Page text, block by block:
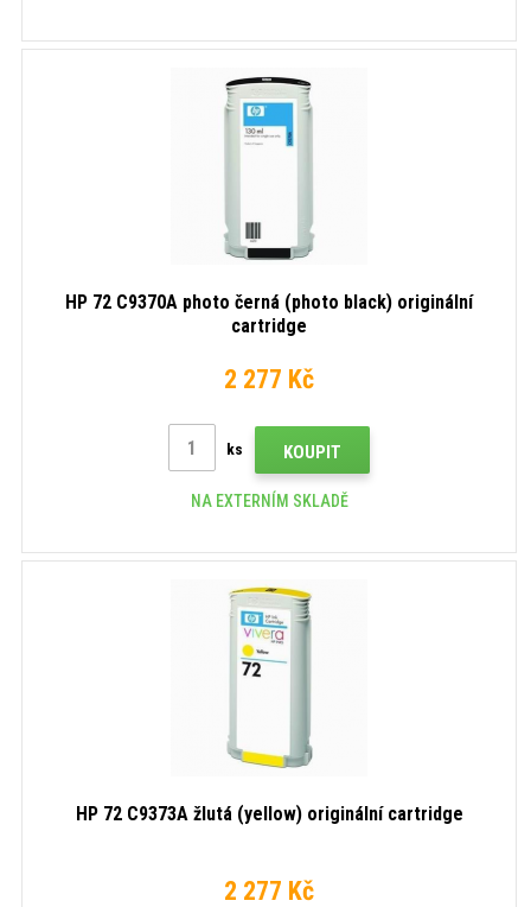
HP 72 C9370A photo černá (photo black) originální
cartridge
2 277 Kč
ks KOUPIT
NA EXTERNÍM SKLADĚ
HP 72 C9373A žlutá (yellow) originální cartridge
2 277 Kč